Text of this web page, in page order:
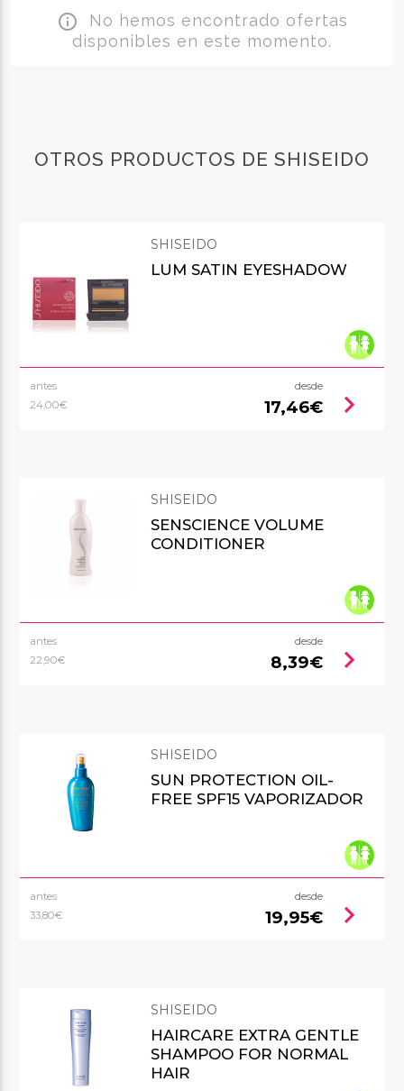
info_outline No hemos encontrado ofertas
disponibles en este momento.
OTROS PRODUCTOS DE SHISEIDO
SHISEIDO
LUM SATIN EYESHADOW
antes
24,00€
desde
17,46€ chevron_right
SHISEIDO
SENSCIENCE VOLUME
CONDITIONER
antes
22,90€
desde
8,39€ chevron_right
SHISEIDO
SUN PROTECTION OIL-
FREE SPF15 VAPORIZADOR
antes
33,80€
desde
19,95€ chevron_right
SHISEIDO
HAIRCARE EXTRA GENTLE
SHAMPOO FOR NORMAL
HAIR